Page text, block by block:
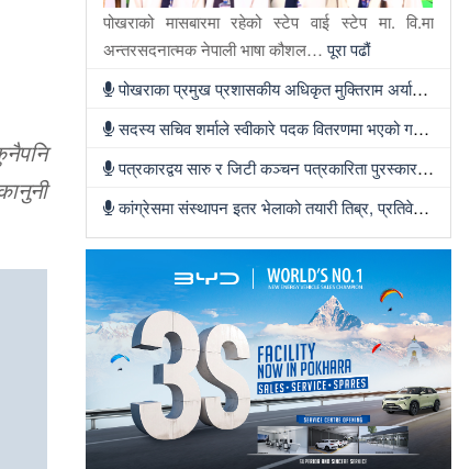
पोखराको मासबारमा रहेको स्टेप वाई स्टेप मा. वि.मा
अन्तरसदनात्मक नेपाली भाषा कौशल…पूरा पढौं
पोखराका प्रमुख प्रशासकीय अधिकृत मुक्तिराम अर्यालको काठमाण्डौंमा सरुवा
सदस्य सचिव शर्माले स्वीकारे पदक वितरणमा भएको गल्ती, तर सच्याउन तयार भएनन्
पत्रकारद्वय सारु र जिटी कञ्चन पत्रकारिता पुरस्कारबाट सम्मानित
कांग्रेसमा संस्थापन इतर भेलाको तयारी तिब्र, प्रतिवेदन लेख्न नेताहरुलाई जिम्मेवारी, भेलामा सहभागी हुन देउवा फर्कदैं